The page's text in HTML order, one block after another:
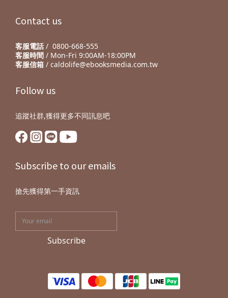
Contact us
客服電話 / 0800-668-555
客服時間 / Mon-Fri 9:00AM-18:00PM
客服信箱 / caldolife@ebooksmedia.com.tw
Follow us
追蹤社群,獲得更多不同訊息吧
Subscribe to our emails
搶先獲得第一手資訊
Subscribe